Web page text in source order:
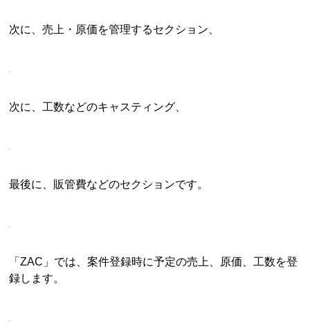
次に、売上・原価を管理するセクション、
次に、工数などのキャスティング、
最後に、販管費などのセクションです。
「ZAC」では、案件登録時に予定の売上、原価、工数を登
録します。